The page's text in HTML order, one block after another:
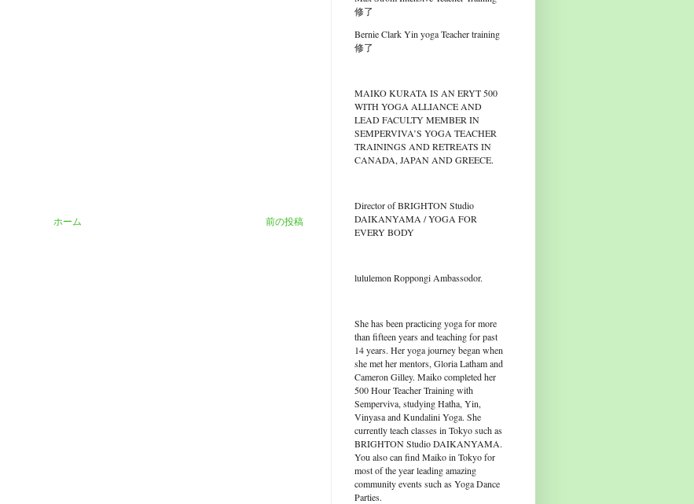
前の投稿
ホーム
修了
Bernie Clark Yin yoga Teacher training
修了
MAIKO KURATA IS AN ERYT 500
WITH YOGA ALLIANCE AND
LEAD FACULTY MEMBER IN
SEMPERVIVA’S YOGA TEACHER
TRAININGS AND RETREATS IN
CANADA, JAPAN AND GREECE.
Director of BRIGHTON Studio
DAIKANYAMA / YOGA FOR
EVERY BODY
lululemon Roppongi Ambassodor.
She has been practicing yoga for more
than fifteen years and teaching for past
14 years. Her yoga journey began when
she met her mentors, Gloria Latham and
Cameron Gilley. Maiko completed her
500 Hour Teacher Training with
Semperviva, studying Hatha, Yin,
Vinyasa and Kundalini Yoga. She
currently teach classes in Tokyo such as
BRIGHTON Studio DAIKANYAMA.
You also can find Maiko in Tokyo for
most of the year leading amazing
community events such as Yoga Dance
Parties.